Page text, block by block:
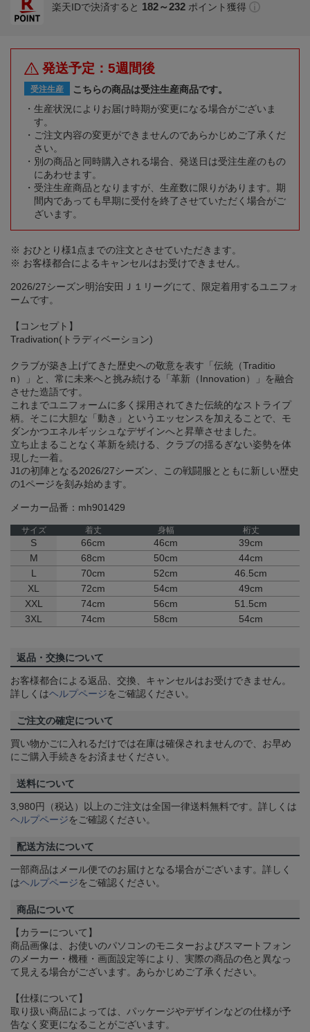
楽天IDで決済すると 182～232 ポイント獲得
発送予定：5週間後
受注生産
こちらの商品は受注生産商品です。
生産状況によりお届け時期が変更になる場合がございま
す。
ご注文内容の変更ができませんのであらかじめご了承くだ
さい。
別の商品と同時購入される場合、発送日は受注生産のもの
にあわせます。
受注生産商品となりますが、生産数に限りがあります。期
間内であっても早期に受付を終了させていただく場合がご
ざいます。
※ おひとり様1点までの注文とさせていただきます。
※ お客様都合によるキャンセルはお受けできません。
2026/27シーズン明治安田Ｊ１リーグにて、限定着用するユニフォ
ームです。
【コンセプト】
Tradivation(トラディベーション)
クラブが築き上げてきた歴史への敬意を表す「伝統（Traditio
n）」と、常に未来へと挑み続ける「革新（Innovation）」を融合
させた造語です。
これまでユニフォームに多く採用されてきた伝統的なストライプ
柄。そこに大胆な「動き」というエッセンスを加えることで、モ
ダンかつエネルギッシュなデザインへと昇華させました。
立ち止まることなく革新を続ける、クラブの揺るぎない姿勢を体
現した一着。
J1の初陣となる2026/27シーズン、この戦闘服とともに新しい歴史
の1ページを刻み始めます。
メーカー品番：mh901429
サイズ 着丈 身幅 桁丈
S 66cm 46cm
39cm
M
68cm 50cm
44cm
L
70cm 52cm
46.5cm
XL
72cm 54cm
49cm
XXL
74cm 56cm
51.5cm
3XL
74cm 58cm 54cm
返品・交換について
お客様都合による返品、交換、キャンセルはお受けできません。
詳しくはヘルプページをご確認ください。
ご注文の確定について
買い物かごに入れるだけでは在庫は確保されませんので、お早め
にご購入手続きをお済ませください。
送料について
3,980円（税込）以上のご注文は全国一律送料無料です。詳しくは
ヘルプページをご確認ください。
配送方法について
一部商品はメール便でのお届けとなる場合がございます。詳しく
はヘルプページをご確認ください。
商品について
【カラーについて】
商品画像は、お使いのパソコンのモニターおよびスマートフォン
のメーカー・機種・画面設定等により、実際の商品の色と異なっ
て見える場合がございます。あらかじめご了承ください。
【仕様について】
取り扱い商品によっては、パッケージやデザインなどの仕様が予
告なく変更になることがございます。